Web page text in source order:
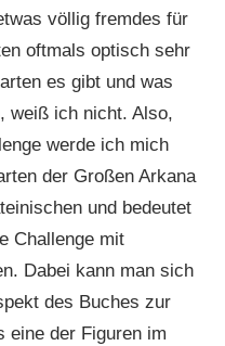
völlig fremdes für
oftmals optisch sehr
es gibt und was
weiß ich nicht. Also,
werde ich mich
der Großen Arkana
und bedeutet
Challenge mit
Dabei kann man sich
des Buches zur
eine der Figuren im